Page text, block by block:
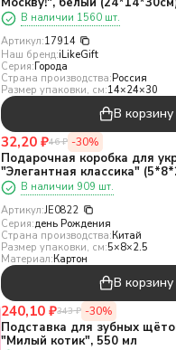
В наличии 1560 шт.
Артикул:17914
Наш бренд:iLikeGift
Серия:Города
Страна производства:Россия
Размер упаковки, см:14×24×30
В корзину
32,20 ₽46 ₽ -30%
Подарочная коробка для
"Элегантная классика"
В наличии 909 шт.
Артикул:JE0822
Серия:день Рождения
Страна производства:Китай
Размер упаковки, см:5×8×2.5
Материал:Картон
В корзину
240,10 ₽343 ₽ -30%
Подставка для зубных
"Милый котик", 550 мл